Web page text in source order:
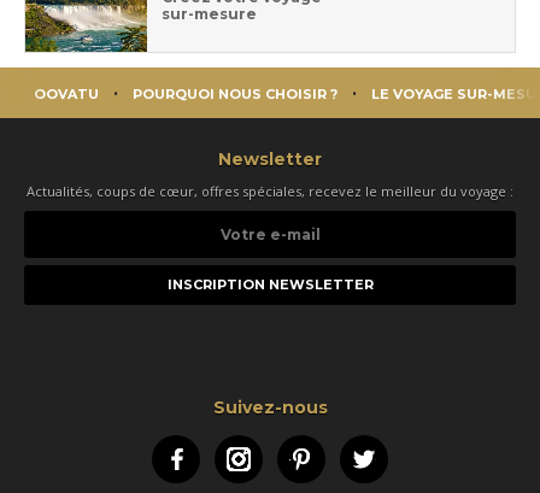
sur-mesure
OOVATU POURQUOI NOUS CHOISIR ? LE VOYAGE SUR-
Newsletter
Actualités, coups de cœur, offres spéciales, recevez le meilleur du voyage :
e-
Suivez-nous
FacebookInstagramPinterestTwitter